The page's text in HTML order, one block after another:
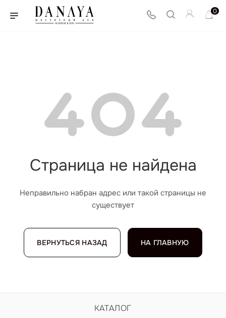
0
Страница не найдена
Неправильно набран адрес или такой страницы не
существует
ВЕРНУТЬСЯ НАЗАД НА ГЛАВНУЮ
КАТАЛОГ